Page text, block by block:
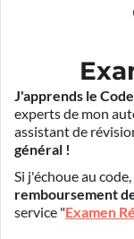
J'apprends le
experts de mon
assistant de
général !
Si j'échoue au
remboursement
service "Examen